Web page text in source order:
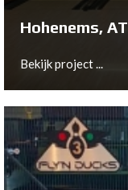
Hohenems, AT
Bekijk project ...